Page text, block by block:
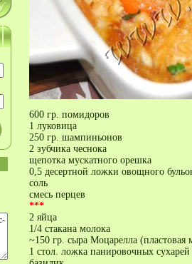
600 гр. помидоров
1 луковица
250 гр. шампиньонов
2 зубчика чеснока
щепотка мускатного орешка
0,5 десертной ложки овощного
соль
смесь перцев
***
2 яйца
1/4 стакана молока
~150 гр. сыра Моцарелла (пластовая
1 стол. ложка панировочных сухарей